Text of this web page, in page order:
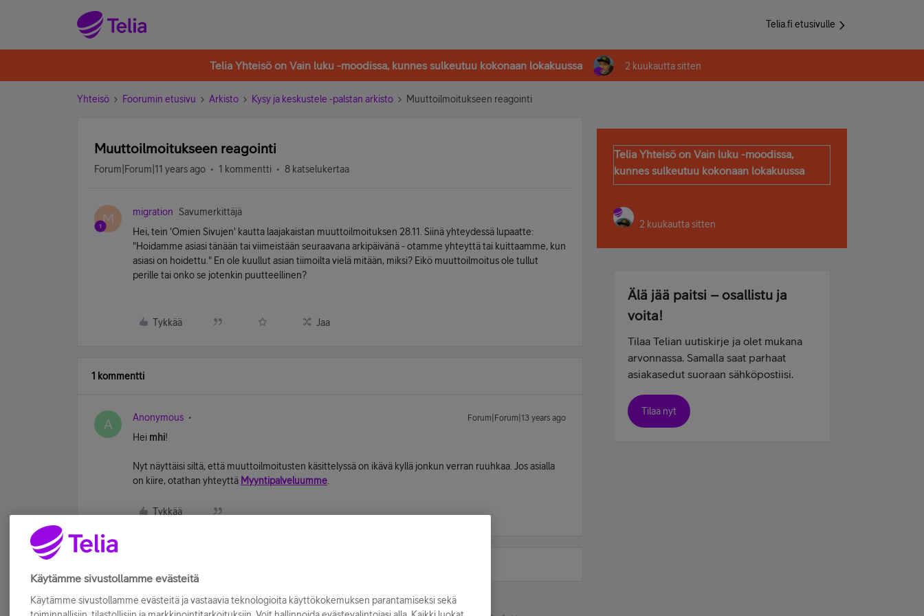
Telia.fi etusivulle
Telia Yhteisö on Vain luku -moodissa, kunnes sulkeutuu kokonaan lokakuussa 2 kuukautta sitten
Yhteisö Foorumin etusivu Arkisto Kysy ja keskustele -palstan arkisto Muuttoilmoitukseen reagointi
Muuttoilmoitukseen reagointi
Forum|Forum|11 years ago 1 kommentti 8 katselukertaa
M migration
Savumerkittäjä
Hei, tein 'Omien Sivujen' kautta laajakaistan muuttoilmoituksen 28.11. Siinä yhteydessä lupaatte:
"Hoidamme asiasi tänään tai viimeistään seuraavana arkipäivänä - otamme yhteyttä tai kuittaamme, kun
asiasi on hoidettu." En ole kuullut asian tiimoilta vielä mitään, miksi? Eikö muuttoilmoitus ole tullut
perille tai onko se jotenkin puutteellinen?
Tykkää Jaa
1 kommentti
A Anonymous Forum|Forum|13 years ago
Hei mhi!
Nyt näyttäisi siltä, että muuttoilmoitusten käsittelyssä on ikävä kyllä jonkun verran ruuhkaa. Jos asialla
on kiire, otathan yhteyttä Myyntipalveluumme
Tykkää
Telia Yhteisö on Vain luku -moodissa,
kunnes sulkeutuu kokonaan lokakuussa
2 kuukautta sitten
Älä jää paitsi – osallistu ja
voita!
Tilaa Telian uutiskirje ja olet mukana
arvonnassa. Samalla saat parhaat
asiakasedut suoraan sähköpostiisi.
Tilaa nyt
Käytämme sivustollamme evästeitä
Käytämme sivustollamme evästeitä ja vastaavia teknologioita käyttökokemuksen parantamiseksi sekä